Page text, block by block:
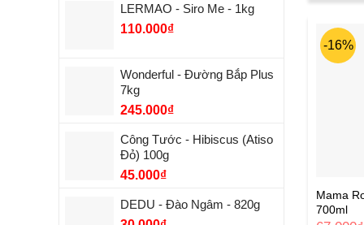
LERMAO - Siro Me - 1kg
110.000₫
Wonderful - Đường Bắp Plus
7kg
245.000₫
Công Tước - Hibiscus (Atiso
Đỏ) 100g
45.000₫
DEDU - Đào Ngâm - 820g
-16%
Mama
700ml